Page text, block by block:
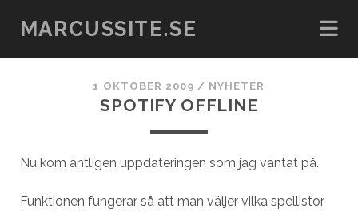
MARCUSSITE.SE
1 OKTOBER 2009 / NYHETER
SPOTIFY OFFLINE
Nu kom äntligen uppdateringen som jag väntat på.
Funktionen fungerar så att man väljer vilka spellistor